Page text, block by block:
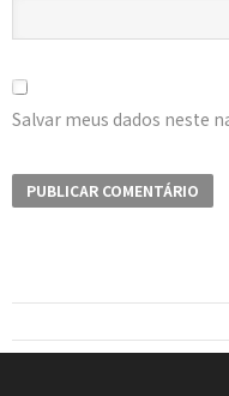
Salvar meus dados neste